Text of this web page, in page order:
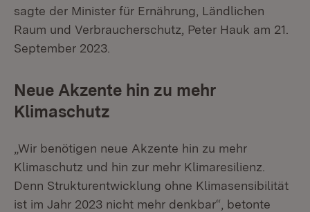
sagte der Minister für Ernährung, Ländlichen
Raum und Verbraucherschutz, Peter Hauk am 21.
September 2023.
Neue Akzente hin zu mehr
Klimaschutz
„Wir benötigen neue Akzente hin zu mehr
Klimaschutz und hin zur mehr Klimaresilienz.
Denn Strukturentwicklung ohne Klimasensibilität
ist im Jahr 2023 nicht mehr denkbar“, betonte